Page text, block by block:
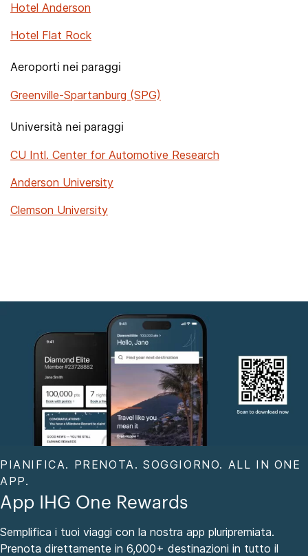
Hotel Anderson
Hotel Flat Rock
Aeroporti nei paraggi
Greenville-Spartanburg (SPG)
Università nei paraggi
CU Intl. Center for Automotive Research
Anderson University
Clemson University
PIANIFICA. PRENOTA. SOGGIORNO. ALL IN ONE
APP.
App IHG One Rewards
Semplifica i tuoi viaggi con la nostra app pluripremiata.
Prenota direttamente in 6,000+ destinazioni in tutto il